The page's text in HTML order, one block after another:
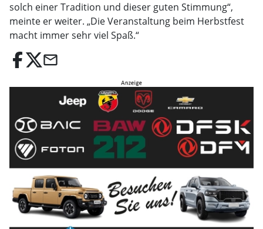
solch einer Tradition und dieser guten Stimmung“,
meinte er weiter. „Die Veranstaltung beim Herbstfest
macht immer sehr viel Spaß.“
email